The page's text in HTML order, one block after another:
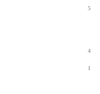
5
4
1